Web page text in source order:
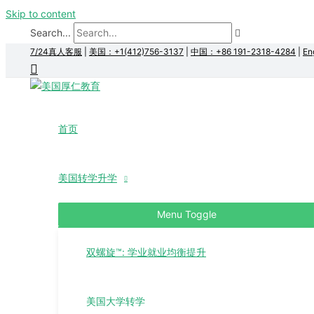
Skip to content
Search...
7/24真人客服 美国：+1(412)756-3137 中国：+86 191-2318-4284
首页
美国转学升学
Menu Toggle
双螺旋™: 学业就业均衡提升
美国大学转学